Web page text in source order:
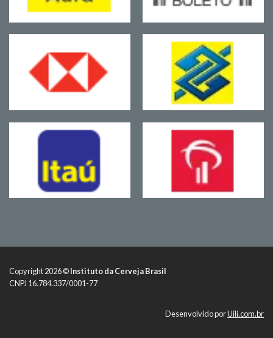
Copyright 2026 ©Instituto da Cerveja Brasil
CNPJ 16.784.337/0001-77
Desenvolvido porUili.com.br